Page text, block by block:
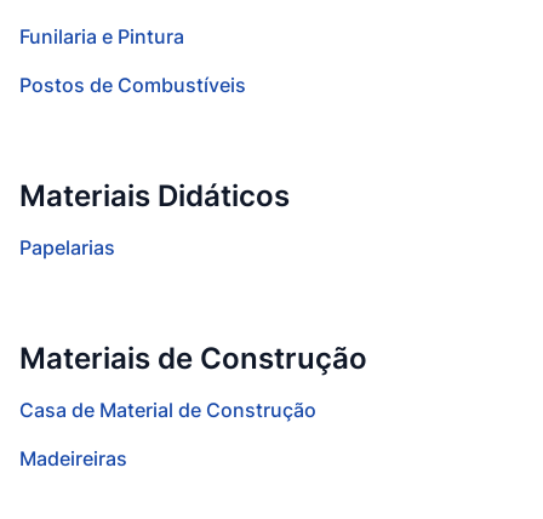
Funilaria e Pintura
Postos de Combustíveis
Materiais Didáticos
Papelarias
Materiais de Construção
Casa de Material de Construção
Madeireiras